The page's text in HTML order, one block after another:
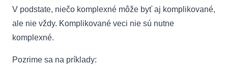
V podstate, niečo komplexné môže byť aj komplikované,
ale nie vždy. Komplikované veci nie sú nutne
komplexné.
Pozrime sa na príklady: